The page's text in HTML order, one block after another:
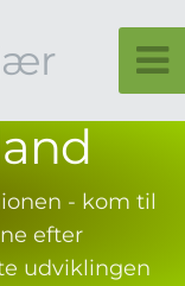
- kom til
efter
udviklingen